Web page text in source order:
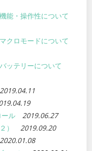
能・操作性について
クロモードについて
ッテリーについて
2019.04.11
ール2019.06.27
２）2019.09.20
2020.01.08